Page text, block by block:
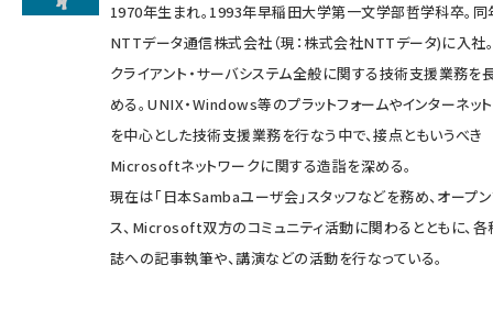
1970年生まれ。1993年早稲田大学第一文学部哲学科卒。同
NTTデータ通信株式会社（現：株式会社NTTデータ)に入社
クライアント・サーバシステム全般に関する技術支援業務を
める。UNIX・Windows等のプラットフォームやインターネッ
を中心とした技術支援業務を行なう中で、接点ともいうべき
Microsoftネットワークに関する造詣を深める。
現在は「日本Sambaユーザ会」スタッフなどを務め、オープ
ス、Microsoft双方のコミュニティ活動に関わるとともに、
誌への記事執筆や、講演などの活動を行なっている。